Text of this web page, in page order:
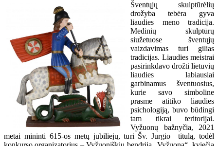
Šventųjų skulptūrėlių
drožyba tebėra gyva
liaudies meno tradicija.
Medinių skulptūrų
siužetuose šventųjų
vaizdavimas turi gilias
tradicijas. Liaudies meistrai
pasirinkdavo drožti lietuvių
liaudies labiausiai
garbinamus šventuosius,
kurie savo simboline
prasme atitiko liaudies
psichologiją, buvo būdingi
tam tikrai teritorijai.
Vyžuonų bažnyčia, 2021
metai mininti 615-os metų jubiliejų, turi Šv. Jurgio titulą, todėl